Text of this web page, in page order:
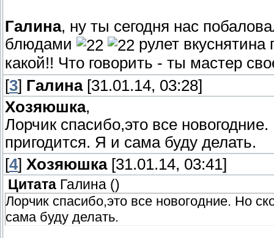
Галина, ну ты сегодня нас
блюдами
рулет
какой!! Что говорить - ты мастер
[3] Галина[31.01.14, 03:28]
Хозяюшка,
Лорчик спасибо,это все
пригодится. Я и сама буду делать.
[4] Хозяюшка[31.01.14, 03:41]
Цитата Галина ()
Лорчик спасибо,это все новогодние. Но
сама буду делать.